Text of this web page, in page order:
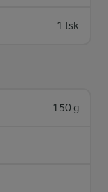
1 tsk
150 g